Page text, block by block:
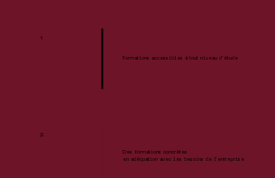
1
Formations accessibles à tout niveau d’étude
2
Des formations concrètes
en adéquation avec les besoins de l’entreprise